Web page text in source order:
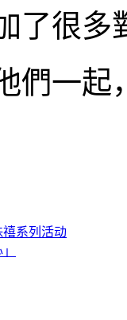
了很多
們一起
禧系列活动